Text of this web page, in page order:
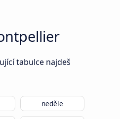
tabulce najdeš
neděle